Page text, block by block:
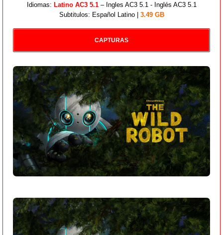
Idiomas: Latino AC3 5.1– Ingles AC3 5.1 - Inglés AC3 5.1
Subtitulos: Español Latino | 3.49 GB
CAPTURAS